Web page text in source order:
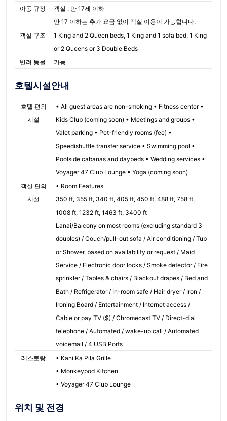
아동 규정
객실 : 만 17세 이하
만 17 이하는 추가 요금 없이 객실 이용이 가능합니다.
객실 구조
1 King and 2 Queen beds, 1 King and 1 sofa bed, 1 King
or 2 Queens or 3 Double Beds
반려 동물
가능
호텔시설안내
호텔 편의
시설
• All guest areas are non-smoking • Fitness center •
Kids Club (coming soon) • Meetings and groups •
Valet parking • Pet-friendly rooms (fee) •
Speedishuttle transfer service • Swimming pool •
Poolside cabanas and daybeds • Wedding services •
Voyager 47 Club Lounge • Yoga (coming soon)
객실 편의
시설
• Room Features
350 ft, 355 ft, 340 ft, 405 ft, 450 ft, 488 ft, 758 ft,
1008 ft, 1232 ft, 1463 ft, 3400 ft
Lanai/Balcony on most rooms (excluding standard 3
doubles) / Couch/pull-out sofa / Air conditioning / Tub
or Shower, based on availability or request / Maid
Service / Electronic door locks / Smoke detector / Fire
sprinkler / Tables & chairs / Blackout drapes / Bed and
Bath / Refrigerator / In-room safe / Hair dryer / Iron /
Ironing Board / Entertainment / Internet access /
Cable or pay TV ($) / Chromecast TV / Direct-dial
telephone / Automated / wake-up call / Automated
voicemail / 4 USB Ports
레스토랑
• Kani Ka Pila Grille
• Monkeypod Kitchen
• Voyager 47 Club Lounge
위치 및 전경